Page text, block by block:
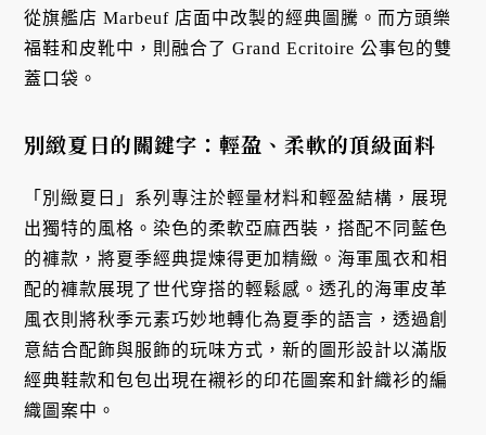
從旗艦店 Marbeuf 店面中改製的經典圖騰。而方頭樂
福鞋和皮靴中，則融合了 Grand Ecritoire 公事包的雙
蓋口袋。
別緻夏日的關鍵字：輕盈、柔軟的頂級面料
「別緻夏日」系列專注於輕量材料和輕盈結構，展現
出獨特的風格。染色的柔軟亞麻西裝，搭配不同藍色
的褲款，將夏季經典提煉得更加精緻。海軍風衣和相
配的褲款展現了世代穿搭的輕鬆感。透孔的海軍皮革
風衣則將秋季元素巧妙地轉化為夏季的語言，透過創
意結合配飾與服飾的玩味方式，新的圖形設計以滿版
經典鞋款和包包出現在襯衫的印花圖案和針織衫的編
織圖案中。